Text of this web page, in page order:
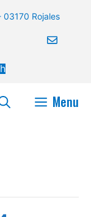
03170 Rojales
Menu